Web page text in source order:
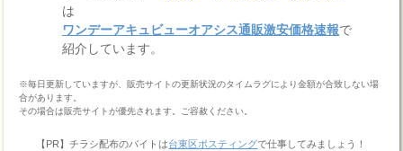
は
ワンデーアキュビューオアシス通販激安価格速報で
紹介しています。
※毎日更新していますが、販売サイトの更新状況のタイムラグにより金額が合致しない場
合があります。
その場合は販売サイトが優先されます。ご容赦ください。
【PR】チラシ配布のバイトは台東区ポスティングで仕事してみましょう！